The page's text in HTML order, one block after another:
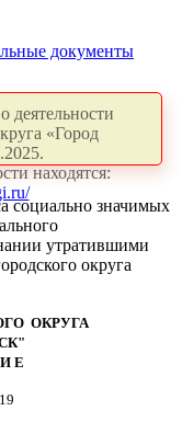
документы
деятельности
«Город
находятся:
социально значимых
утратившими
округа
ОКРУГА
Е